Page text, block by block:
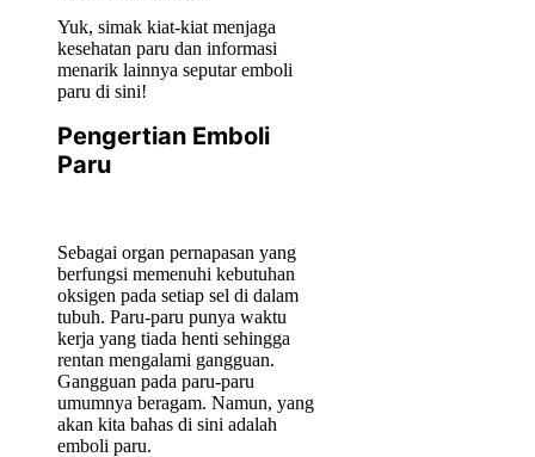
Yuk, simak kiat-kiat menjaga
kesehatan paru dan informasi
menarik lainnya seputar emboli
paru di sini!
Pengertian Emboli
Paru
Sebagai organ pernapasan yang
berfungsi memenuhi kebutuhan
oksigen pada setiap sel di dalam
tubuh. Paru-paru punya waktu
kerja yang tiada henti sehingga
rentan mengalami gangguan.
Gangguan pada paru-paru
umumnya beragam. Namun, yang
akan kita bahas di sini adalah
emboli paru.